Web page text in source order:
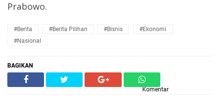
Prabowo.
#Berita #Berita Pilihan #Bisnis
#Ekonomi
#Nasional
BAGIKAN
Komentar